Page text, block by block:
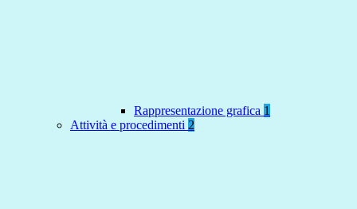
Rappresentazione grafica 1
Attività e procedimenti 2